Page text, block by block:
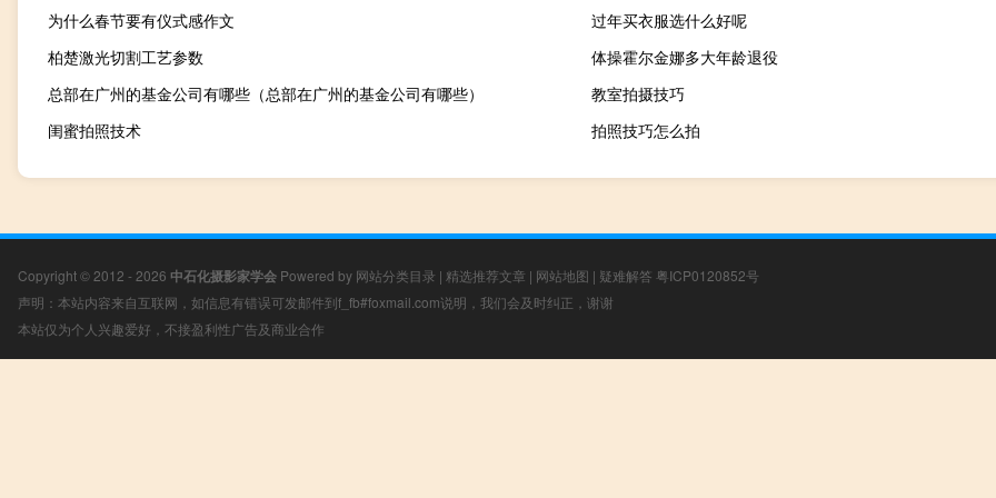
为什么春节要有仪式感作文
过年买衣服选什么好呢
柏楚激光切割工艺参数
体操霍尔金娜多大年龄退役
总部在广州的基金公司有哪些（总部在广州的基金公司有哪些）
教室拍摄技巧
闺蜜拍照技术
拍照技巧怎么拍
Copyright © 2012 - 2026 中石化摄影家学会 Powered by 网站分类目录 | 精选推荐文章 | 网站地图 | 疑难解答 粤ICP0120852号
声明：本站内容来自互联网，如信息有错误可发邮件到f_fb#foxmail.com说明，我们会及时纠正，谢谢
本站仅为个人兴趣爱好，不接盈利性广告及商业合作